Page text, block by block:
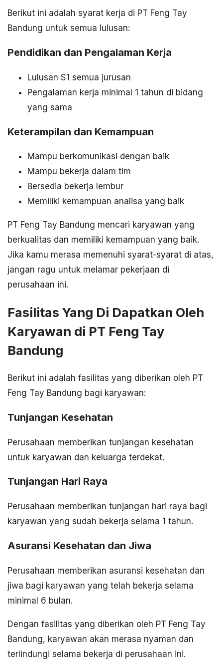
Berikut ini adalah syarat kerja di PT Feng Tay
Bandung untuk semua lulusan:
Pendidikan dan Pengalaman Kerja
Lulusan S1 semua jurusan
Pengalaman kerja minimal 1 tahun di bidang
yang sama
Keterampilan dan Kemampuan
Mampu berkomunikasi dengan baik
Mampu bekerja dalam tim
Bersedia bekerja lembur
Memiliki kemampuan analisa yang baik
PT Feng Tay Bandung mencari karyawan yang
berkualitas dan memiliki kemampuan yang baik.
Jika kamu merasa memenuhi syarat-syarat di atas,
jangan ragu untuk melamar pekerjaan di
perusahaan ini.
Fasilitas Yang Di Dapatkan Oleh
Karyawan di PT Feng Tay
Bandung
Berikut ini adalah fasilitas yang diberikan oleh PT
Feng Tay Bandung bagi karyawan:
Tunjangan Kesehatan
Perusahaan memberikan tunjangan kesehatan
untuk karyawan dan keluarga terdekat.
Tunjangan Hari Raya
Perusahaan memberikan tunjangan hari raya bagi
karyawan yang sudah bekerja selama 1 tahun.
Asuransi Kesehatan dan Jiwa
Perusahaan memberikan asuransi kesehatan dan
jiwa bagi karyawan yang telah bekerja selama
minimal 6 bulan.
Dengan fasilitas yang diberikan oleh PT Feng Tay
Bandung, karyawan akan merasa nyaman dan
terlindungi selama bekerja di perusahaan ini.